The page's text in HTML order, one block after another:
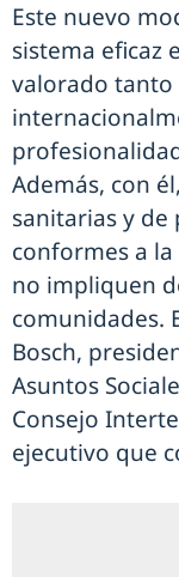
Este nuevo
sistema eficaz
valorado
Además, con
sanitarias y de
conformes a
no impliquen
comunidades.
Bosch,
Asuntos
Consejo
ejecutivo que